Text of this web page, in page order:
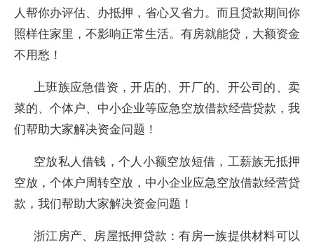
人帮你办评估、办抵押，省心又省力。而且贷款期间你
照样住家里，不影响正常生活。有房就能贷，大额资金
不用愁！
上班族应急借资，开店的、开厂的、开公司的、卖
菜的、个体户、中小企业等应急空放借款经营贷款，我
们帮助大家解决资金问题！
空放私人借钱，个人小额空放短借，工薪族无抵押
空放，个体户周转空放，中小企业应急空放借款经营贷
款，我们帮助大家解决资金问题！
浙江房产、房屋抵押贷款：有房一族提供材料可以